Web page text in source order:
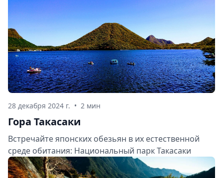
28 декабря 2024 г. • 2 мин
Гора Такасаки
Встречайте японских обезьян в их естественной
среде обитания: Национальный парк Такасаки